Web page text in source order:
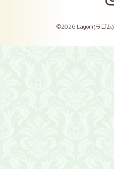
©2026 Lagom(ラゴム)